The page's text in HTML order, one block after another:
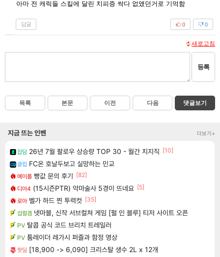
아마 전 캐릭들 스킬에 달린 치피증 싹다 없앴던거로 기억함
답글 0
0
새로고침
등록
목록 본문 이전 다음 댓글보기
지금 뜨는 인벤 더보기+
잡담 26년 7월 팔로우 상승량 TOP 30 - 월간 치지직 [10]
클립 FC온 호날두보고 실망하는 민교
메이플 빵값 문의 후기 [82]
디아4 (15시즌PTR) 악마술사 5경이 뜨네요 [5]
로아 벨가 하드 찐 투력컷 [35]
섭컬겜 넷마블, 신작 서브컬쳐 게임 [펄 인 블루] 티저 사이트 오픈
PV 탈콥 공식 코드 브리치 트레일러
PV 툼레이더 레가시 퍼즐과 함정 영상
핫딜 [18,900 -> 6,090] 크리스탈 생수 2L x 12개